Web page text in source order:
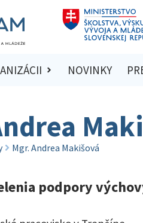
NOVINKY
Mgr. Andrea Makišová
podpory